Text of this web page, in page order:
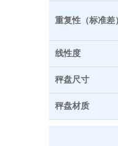
重复性（标准差
线性度
秤盘尺寸
秤盘材质